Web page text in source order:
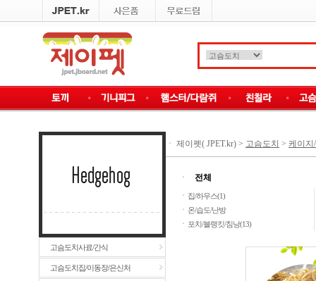
고슴도치사료/간식
고슴도치집/이동장/은신처
ㆍ 제이펫( JPET.kr) > 고슴도치 > 케이지
ㆍ
전체
ㆍ 집/하우스(1)
ㆍ 온/습도/난방
ㆍ 포치/블랭킷/침낭(13)